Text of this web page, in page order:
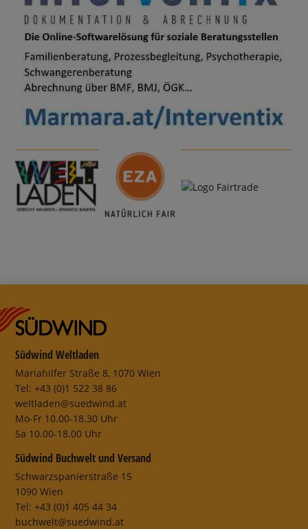
Südwind Weltladen
Mariahilfer Straße 8, 1070 Wien
Tel: +43 (0)1 522 38 86
weltladen@suedwind.at
Mo-Fr 10.00-18.30 Uhr
Sa 10.00-18.00 Uhr
Südwind Buchwelt und Versand
Schwarzspanierstraße 15
1090 Wien
Tel: +43 (0)1 405 44 34
buchwelt@suedwind.at